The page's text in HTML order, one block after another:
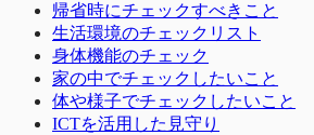
帰省時にチェックすべきこと
生活環境のチェックリスト
身体機能のチェック
家の中でチェックしたいこと
体や様子でチェックしたいこと
ICTを活用した見守り